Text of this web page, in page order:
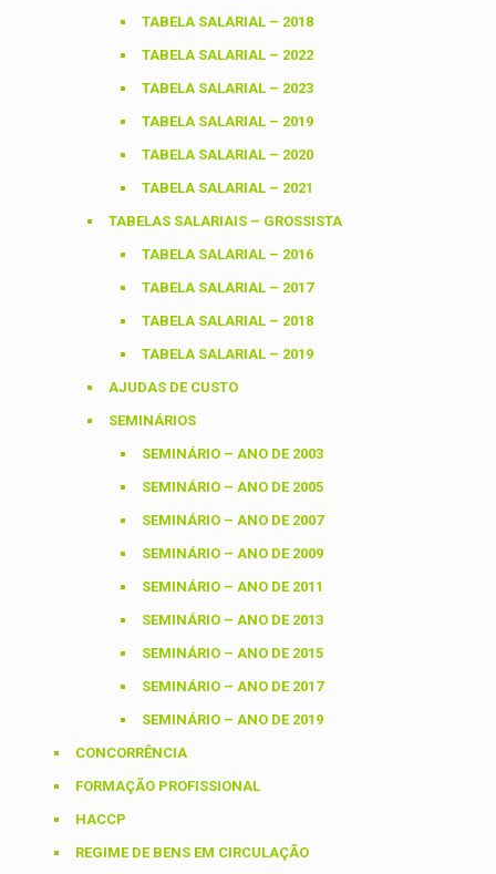
TABELA SALARIAL – 2018
TABELA SALARIAL – 2022
TABELA SALARIAL – 2023
TABELA SALARIAL – 2019
TABELA SALARIAL – 2020
TABELA SALARIAL – 2021
TABELAS SALARIAIS – GROSSISTA
TABELA SALARIAL – 2016
TABELA SALARIAL – 2017
TABELA SALARIAL – 2018
TABELA SALARIAL – 2019
AJUDAS DE CUSTO
SEMINÁRIOS
SEMINÁRIO – ANO DE 2003
SEMINÁRIO – ANO DE 2005
SEMINÁRIO – ANO DE 2007
SEMINÁRIO – ANO DE 2009
SEMINÁRIO – ANO DE 2011
SEMINÁRIO – ANO DE 2013
SEMINÁRIO – ANO DE 2015
SEMINÁRIO – ANO DE 2017
SEMINÁRIO – ANO DE 2019
CONCORRÊNCIA
FORMAÇÃO PROFISSIONAL
HACCP
REGIME DE BENS EM CIRCULAÇÃO